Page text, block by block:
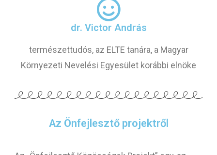
dr. Victor András
természettudós, az ELTE tanára, a Magyar
Környezeti Nevelési Egyesület korábbi elnöke
Az Önfejlesztő projektről